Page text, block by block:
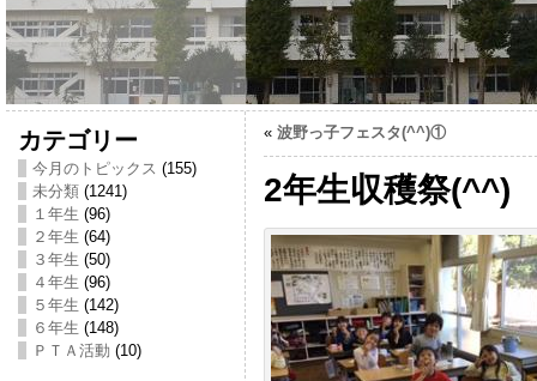
カテゴリー
今月のトピックス (155)
未分類(1241)
１年生 (96)
２年生 (64)
３年生 (50)
４年生 (96)
５年生 (142)
６年生 (148)
ＰＴＡ活動 (10)
« 波野っ子フェスタ(^^)①
2年生収穫祭(^^)